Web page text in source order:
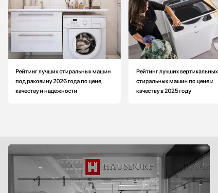
‐ спортивная одежда
Ширина: больше на 0.2 см
Высота: меньше на 0.5 см
Цвет: черный
Максимальная загрузка: меньше на 1 кг
Страна производитель: Турция
Рейтинг лучших стиральных машин
под раковину 2026 года по цене,
качеству и надежности
Рейтинг лучших вертикальных
стиральных машин по цене и
качеству в 2025 году